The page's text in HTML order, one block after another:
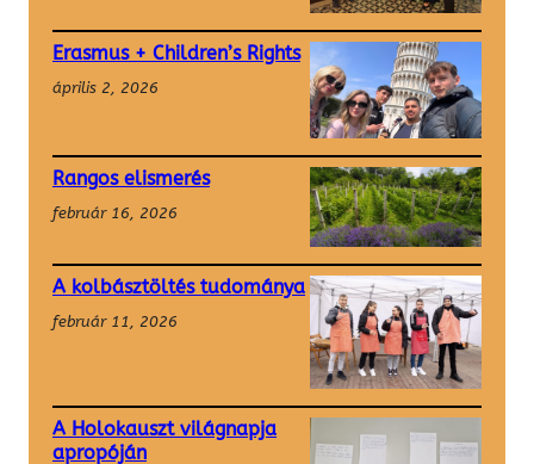
Erasmus + Children’s Rights
április 2, 2026
Rangos elismerés
február 16, 2026
A kolbásztöltés tudománya
február 11, 2026
A Holokauszt világnapja
apropóján